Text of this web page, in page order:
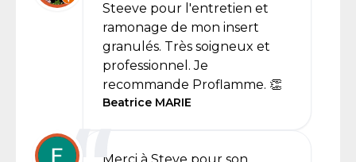
Steeve pour l'entretien et
ramonage de mon insert
granulés. Très soigneux et
professionnel. Je
recommande Proflamme. 👏
Beatrice MARIE